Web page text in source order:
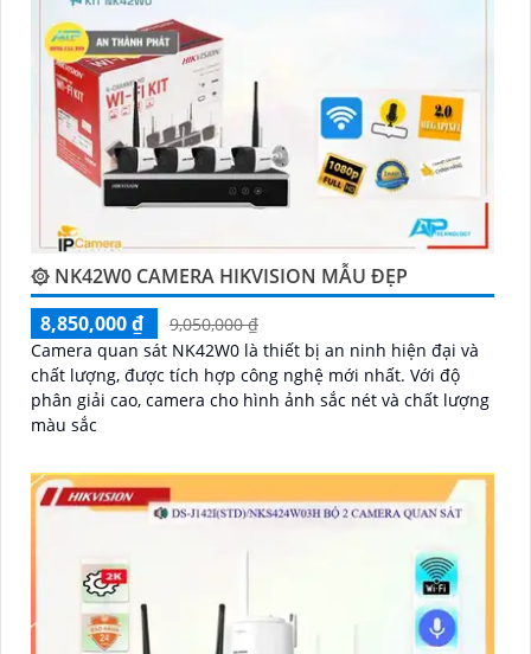
camera Hikvision không chỉ
hình ảnh sắc nét mà còn đem đến sự tin cậy và an
toàn cho dự án của quý vị.
Nếu quý vị quan tâm đến việc lắp đặt camera Hikvision
giá rẻ và chuyên nghiệp cho dự án của mình, chúng tôi
luôn sẵn lòng hỗ trợ và tư vấn cho quý vị.
۞ NK42W0 CAMERA HIKVISION MẪU ĐẸP
8,850,000 ₫
9,050,000 ₫
Camera quan sát NK42W0 là thiết bị an ninh hiện đại và
chất lượng, được tích hợp công nghệ mới nhất. Với độ
phân giải cao, camera cho hình ảnh sắc nét và chất lượng
màu sắc